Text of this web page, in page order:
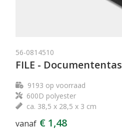
56-0814510
FILE - Documententas
9193 op voorraad
600D polyester
ca. 38,5 x 28,5 x 3 cm
vanaf € 1,48